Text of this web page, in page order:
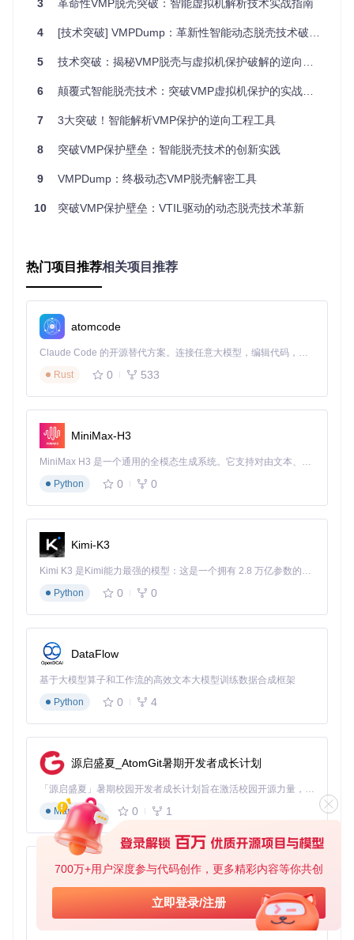
700万+用户深度参与代码创作，更多精彩内容等你共创
立即登录/注册
高了对变异代码的识别率。
节扩展技术：解决字节替换难题
VMP导入存根调用所需的字节数可能不足。此时，节扩展技术
k的存根，然后将VMP导入存根调用替换为5字节相对调用或跳
保了导入表修复的完整性。
研究启示：节扩展技术展示了在有限空间内进行代码重定向的
环境搭建与构建
VMPDump支持CMake和Visual Studio两种构建方式，满足不
同开发者的习惯。
CMake构建步骤：
克隆仓库： git clone https://gitcode.com/gh_mir
rors/vm/vmpdump
生成项目文件：cmake -G "Visual Studio 16 2019"
构建项目：cmake --build . --config Release
Visual Studio构建： 在VS中打开VMPDump.sln，替换VTIL-
确保项目使用C++20标准。
VMPDump的命令格式简洁明了：
参数说明：
<目标进程ID>
<目标模块>：需要dump和修复的模块名称，进程映像模块
[-ep=<入口点RVA>]：可选，指定入口点RVA（十六进
制）
离
故障排查小贴士：
确保目标进程已完成VMProtect初始化和解包，处于或超过
原始入口点（OEP）
若提示"无法打开进程"，检查进程ID是否正确，以及是否以
管理员权限运行
导入表修复不完整时，尝试增加扫描深度或检查是否存在特
殊变异的存根
VMPDump运行截图：导入表解析过程
实战案例：某加壳软件分析
3 革命性VMP脱壳突破：智能虚拟机解析技术实战指南
4 [技术突破] VMPDump：革新性智能动态脱壳技术破解虚拟机保护
5 技术突破：揭秘VMP脱壳与虚拟机保护破解的逆向分析革新
6 颠覆式智能脱壳技术：突破VMP虚拟机保护的实战指南
7 3大突破！智能解析VMP保护的逆向工程工具
8 突破VMP保护壁垒：智能脱壳技术的创新实践
9 VMPDump：终极动态VMP脱壳解密工具
10 突破VMP保护壁垒：VTIL驱动的动态脱壳技术革新
热门项目推荐相关项目推荐
atomcode
Claude Code 的开源替代方案。连接任意大模型，编辑代码，运行命令，自动验证 — 全自动执行。用 Rust 构建，极致性能。 ｜ An open-source alternative to Claude Code. Connect any LLM, edit code, run commands, and verify changes — autonomously. Built in Rust for speed. Get Started
Rust
0 533
MiniMax-H3
MiniMax H3 是一个通用的全模态生成系统。它支持对由文本、图像、视频和音频组成的多模态上下文进行统一理解，并能生成分辨率高达 2K、时长可达 15 秒的带原生立体声音频的视频。得益于面向任务泛化的系统设计，H3 在预训练阶段就已具备广泛的多模态上下文理解与生成能力，能够出色地执行复杂的多模态指令。
Python
0 0
Kimi-K3
Kimi K3 是Kimi能力最强的模型：这是一个拥有 2.8 万亿参数的混合专家（MoE）模型，具备原生视觉理解能力，并支持 100 万 token 的上下文窗口。
Python
0 0
DataFlow
基于大模型算子和工作流的高效文本大模型训练数据合成框架
Python
0 4
源启盛夏_AtomGit暑期开发者成长计划
「源启盛夏」暑期校园开发者成长计划旨在激活校园开源力量，通过积分激励、认证扶持、资源倾斜等形式，引导高校组织和开发者完成「入驻 — 建项目 — 做贡献 — 获认证 — 得资源」的完整闭环。无论你是想带领社团入驻平台的组织者，还是希望用代码贡献证明自己的开发者，都能在这里找到属于你的成长路径。
Markdown
0 1
py-xiaozhi
基于Python的Xiaozhi AI，适用于想要完整Xiaozhi体验而无需拥有专用硬件的用户。
Python
0 1